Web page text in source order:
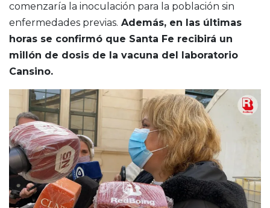
comenzaría la inoculación para la población sin
enfermedades previas. Además, en las últimas
horas se confirmó que Santa Fe recibirá un
millón de dosis de la vacuna del laboratorio
Cansino.